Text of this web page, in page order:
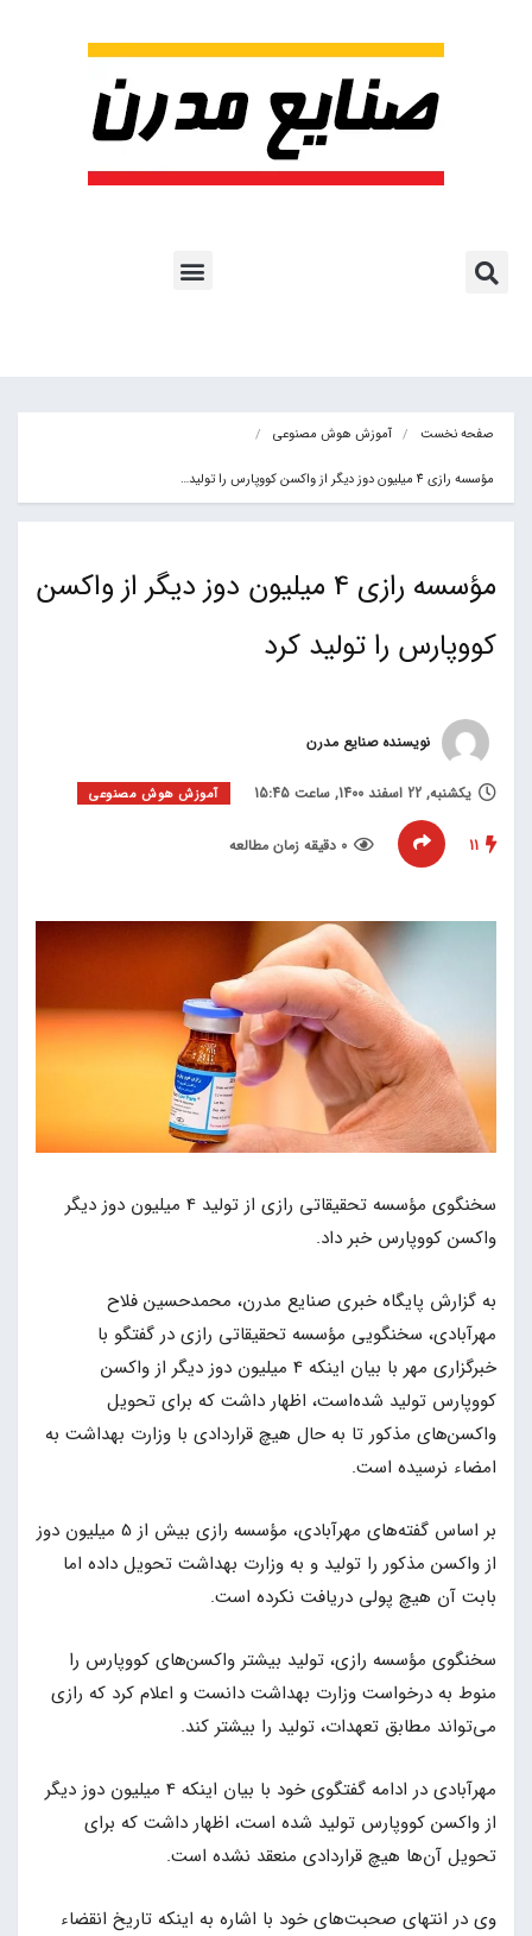
صفحه نخست آموزش هوش مصنوعی
مؤسسه رازی 4 میلیون دوز دیگر از واکسن کووپارس را تولید…
مؤسسه رازی 4 میلیون دوز دیگر از واکسن
کووپارس را تولید کرد
نویسنده صنایع مدرن
یکشنبه, 22 اسفند 1400, ساعت 15:45 آموزش هوش مصنوعی
11 0 دقیقه زمان مطالعه
سخنگوی مؤسسه تحقیقاتی رازی از تولید 4 میلیون دوز دیگر
واکسن کووپارس خبر داد.
به گزارش پایگاه خبری صنایع مدرن، محمدحسین فلاح
مهرآبادی، سخنگویی مؤسسه تحقیقاتی رازی در گفتگو با
خبرگزاری مهر با بیان اینکه 4 میلیون دوز دیگر از واکسن
کووپارس تولید شده‌است، اظهار داشت که برای تحویل
واکسن‌های مذکور تا به حال هیچ قراردادی با وزارت بهداشت به
امضاء نرسیده است.
بر اساس گفته‌های مهرآبادی، مؤسسه رازی بیش از 5 میلیون دوز
از واکسن مذکور را تولید و به وزارت بهداشت تحویل داده اما
بابت آن هیچ پولی دریافت نکرده است.
سخنگوی مؤسسه رازی، تولید بیشتر واکسن‌های کووپارس را
منوط به درخواست وزارت بهداشت دانست و اعلام کرد که رازی
می‌تواند مطابق تعهدات، تولید را بیشتر کند.
مهرآبادی در ادامه گفتگوی خود با بیان اینکه 4 میلیون دوز دیگر
از واکسن کووپارس تولید شده است، اظهار داشت که برای
تحویل آن‌ها هیچ قراردادی منعقد نشده است.
وی در انتهای صحبت‌های خود با اشاره به اینکه تاریخ انقضاء